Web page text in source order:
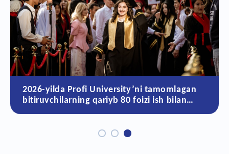
2026-yilda Profi University’ni tamomlagan
bitiruvchilarning qariyb 80 foizi ish bilan